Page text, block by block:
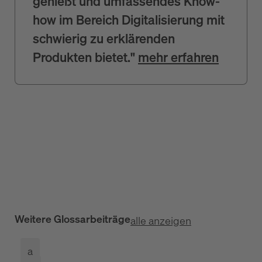
how im Bereich Digitalisierung mit
schwierig zu erklärenden
Produkten bietet." mehr erfahren
Weitere Glossarbeiträgealle anzeigen
a